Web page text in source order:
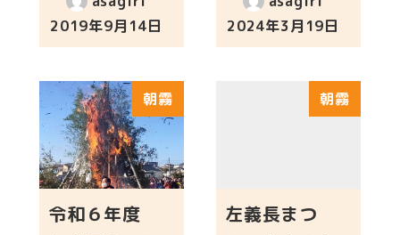
投稿日
2019年9月14日
投稿日
2024年3月19日
朝霧
令和６年度
朝霧
左義長まつ